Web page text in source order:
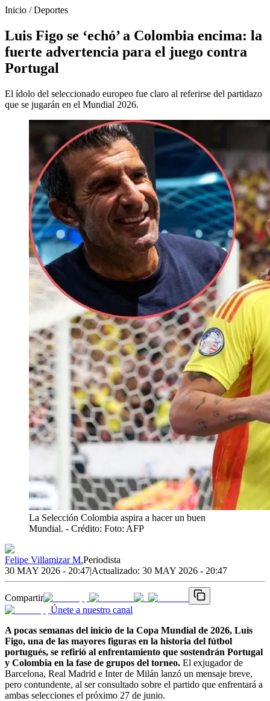
Inicio /Deportes
Luis Figo se ‘echó’ a Colombia encima: la
fuerte advertencia para el juego contra
Portugal
El ídolo del seleccionado europeo fue claro al referirse del partidazo
que se jugarán en el Mundial 2026.
La Selección Colombia aspira a hacer un buen
Mundial. - Crédito: Foto: AFP
Felipe Villamizar M.Periodista
30 MAY 2026 - 20:47|Actualizado: 30 MAY 2026 - 20:47
Compartir
Únete a nuestro canal
A pocas semanas del inicio de la Copa Mundial de 2026, Luis
Figo, una de las mayores figuras en la historia del fútbol
portugués, se refirió al enfrentamiento que sostendrán Portugal
y Colombia en la fase de grupos del torneo. El exjugador de
Barcelona, Real Madrid e Inter de Milán lanzó un mensaje breve,
pero contundente, al ser consultado sobre el partido que enfrentará a
ambas selecciones el próximo 27 de junio.